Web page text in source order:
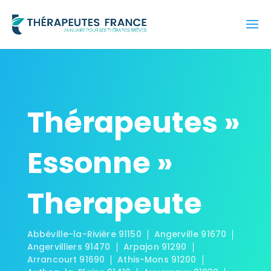
Thérapeutes »
Essonne »
Therapeute
Abbéville-la-Rivière 91150
Angerville 91670
Angervilliers 91470
Arpajon 91290
Arrancourt 91690
Athis-Mons 91200